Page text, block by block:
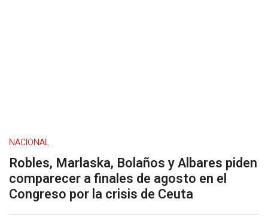
NACIONAL
Robles, Marlaska, Bolaños y Albares piden
comparecer a finales de agosto en el
Congreso por la crisis de Ceuta